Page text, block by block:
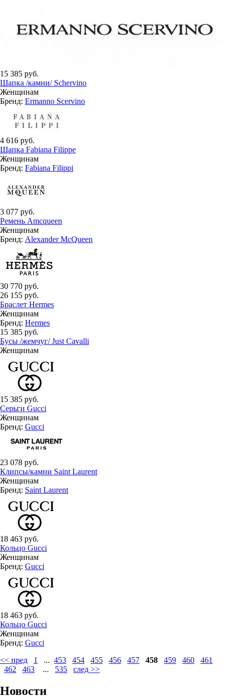
15 385 руб.
Шапка /камни/ Schervino
Женщинам
Бренд: Ermanno Scervino
4 616 руб.
Шапка Fabiana Filippe
Женщинам
Бренд: Fabiana Filippi
3 077 руб.
Ремень Amcqueen
Женщинам
Бренд: Аlexander McQueen
30 770 руб.
26 155 руб.
Браслет Hermes
Женщинам
Бренд: Hermes
15 385 руб.
Бусы /жемчуг/ Just Cavalli
Женщинам
15 385 руб.
Серьги Gucci
Женщинам
Бренд: Gucci
23 078 руб.
Клипсы/камни Saint Laurent
Женщинам
Бренд: Saint Laurent
18 463 руб.
Кольцо Gucci
Женщинам
Бренд: Gucci
18 463 руб.
Кольцо Gucci
Женщинам
Бренд: Gucci
<< пред
1 ... 453 454 455 456 457 458 459 460
461
462
463 ... 535 след >>
Новости